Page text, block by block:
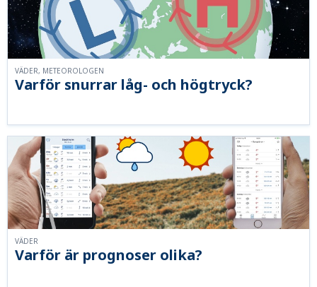
Varför snurrar låg- och högtryck?
VÄDER, METEOROLOGEN
Varför är prognoser olika?
VÄDER